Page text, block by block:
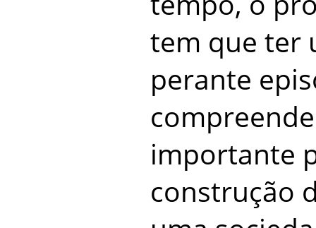
tem que ter
perante
importante
construção